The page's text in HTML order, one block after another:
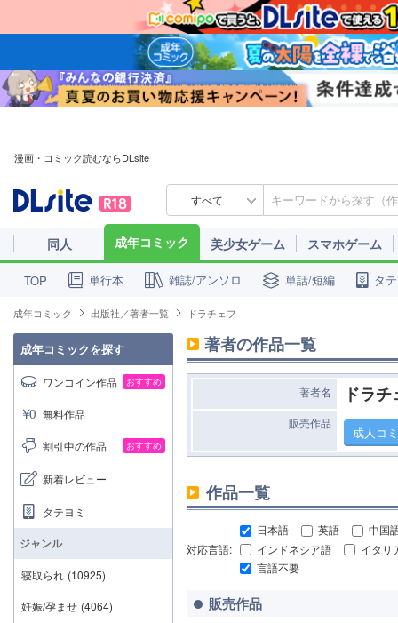
漫画・コミック読むならDLsite
すべて
同人 成年コミック 美少女ゲーム スマホゲーム
TOP 単行本 雑誌/アンソロ 単話/短編 タ
成年コミック 出版社／著者一覧 ドラチェフ
著者の作品一覧
著者名 ドラ
販売作品
成人コ
作品一覧
対応言語:
日本語 英語
中国
インドネシア語
イタリ
言語不要
販売作品
成年コミックを探す
ワンコイン作品 おすすめ
無料作品
割引中の作品 おすすめ
新着レビュー
タテヨミ
ジャンル
寝取られ (10925)
妊娠/孕ませ (4064)